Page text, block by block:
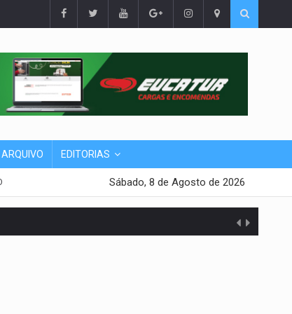
ARQUIVO EDITORIAS
Sábado, 8 de Agosto de 2026